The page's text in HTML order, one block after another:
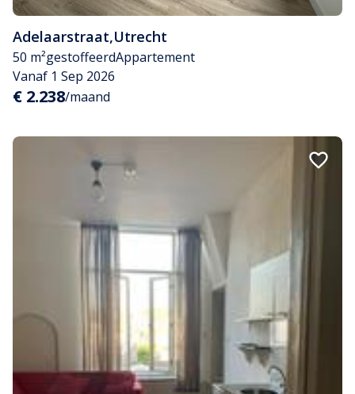
Adelaarstraat,Utrecht
50 m²gestoffeerdAppartement
Vanaf 1 Sep 2026
€ 2.238/maand